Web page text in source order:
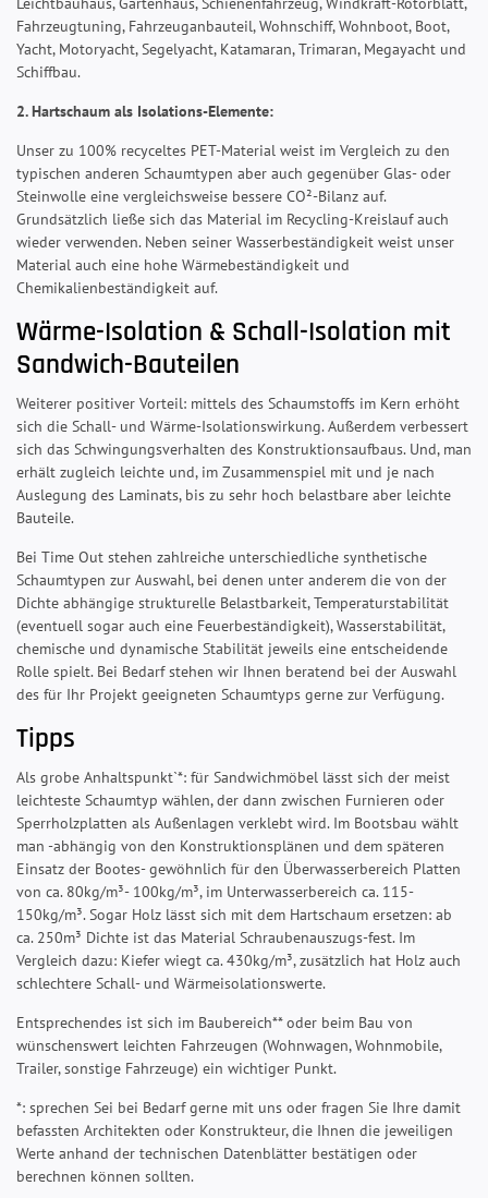
Fahrzeugtuning, Fahrzeuganbauteil, Wohnschiff, Wohnboot, Boot,
Yacht, Motoryacht, Segelyacht, Katamaran, Trimaran, Megayacht und
Schiffbau.
2. Hartschaum als Isolations-Elemente:
Unser zu 100% recyceltes PET-Material weist im Vergleich zu den
typischen anderen Schaumtypen aber auch gegenüber Glas- oder
Steinwolle eine vergleichsweise bessere CO²-Bilanz auf.
Grundsätzlich ließe sich das Material im Recycling-Kreislauf auch
wieder verwenden. Neben seiner Wasserbeständigkeit weist unser
Material auch eine hohe Wärmebeständigkeit und
Chemikalienbeständigkeit auf.
Wärme-Isolation & Schall-Isolation mit
Sandwich-Bauteilen
Weiterer positiver Vorteil: mittels des Schaumstoffs im Kern erhöht
sich die Schall- und Wärme-Isolationswirkung. Außerdem verbessert
sich das Schwingungsverhalten des Konstruktionsaufbaus. Und, man
erhält zugleich leichte und, im Zusammenspiel mit und je nach
Auslegung des Laminats, bis zu sehr hoch belastbare aber leichte
Bauteile.
Bei Time Out stehen zahlreiche unterschiedliche synthetische
Schaumtypen zur Auswahl, bei denen unter anderem die von der
Dichte abhängige strukturelle Belastbarkeit, Temperaturstabilität
(eventuell sogar auch eine Feuerbeständigkeit), Wasserstabilität,
chemische und dynamische Stabilität jeweils eine entscheidende
Rolle spielt. Bei Bedarf stehen wir Ihnen beratend bei der Auswahl
des für Ihr Projekt geeigneten Schaumtyps gerne zur Verfügung.
Tipps
Als grobe Anhaltspunkt`*: für Sandwichmöbel lässt sich der meist
leichteste Schaumtyp wählen, der dann zwischen Furnieren oder
Sperrholzplatten als Außenlagen verklebt wird. Im Bootsbau wählt
man -abhängig von den Konstruktionsplänen und dem späteren
Einsatz der Bootes- gewöhnlich für den Überwasserbereich Platten
von ca. 80kg/m³- 100kg/m³, im Unterwasserbereich ca. 115-
150kg/m³. Sogar Holz lässt sich mit dem Hartschaum ersetzen: ab
ca. 250m³ Dichte ist das Material Schraubenauszugs-fest. Im
Vergleich dazu: Kiefer wiegt ca. 430kg/m³, zusätzlich hat Holz auch
schlechtere Schall- und Wärmeisolationswerte.
Entsprechendes ist sich im Baubereich** oder beim Bau von
wünschenswert leichten Fahrzeugen (Wohnwagen, Wohnmobile,
Trailer, sonstige Fahrzeuge) ein wichtiger Punkt.
*: sprechen Sei bei Bedarf gerne mit uns oder fragen Sie Ihre damit
befassten Architekten oder Konstrukteur, die Ihnen die jeweiligen
Werte anhand der technischen Datenblätter bestätigen oder
berechnen können sollten.